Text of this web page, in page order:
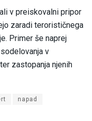
v preiskovalni pripor
zaradi terorističnega
Primer še naprej
v
zastopanja njenih
napad